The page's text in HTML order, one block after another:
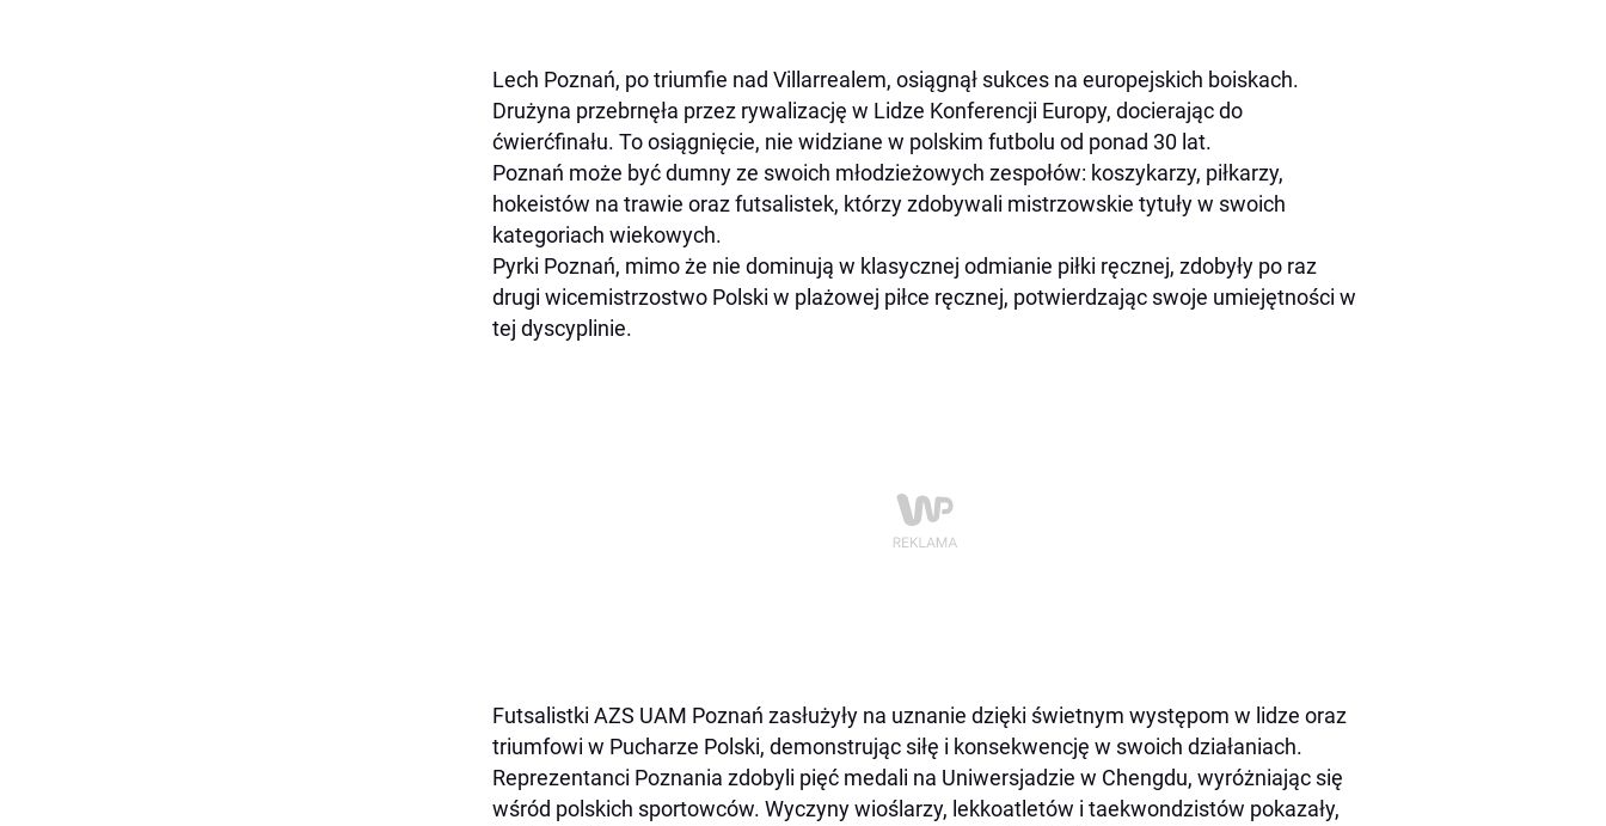
Lech Poznań, po triumfie nad Villarrealem, osiągnął sukces na europejskich boiskach.
Drużyna przebrnęła przez rywalizację w Lidze Konferencji Europy, docierając do
ćwierćfinału. To osiągnięcie, nie widziane w polskim futbolu od ponad 30 lat.
Poznań może być dumny ze swoich młodzieżowych zespołów: koszykarzy, piłkarzy,
hokeistów na trawie oraz futsalistek, którzy zdobywali mistrzowskie tytuły w swoich
kategoriach wiekowych.
Pyrki Poznań, mimo że nie dominują w klasycznej odmianie piłki ręcznej, zdobyły po raz
drugi wicemistrzostwo Polski w plażowej piłce ręcznej, potwierdzając swoje umiejętności w
tej dyscyplinie.
Futsalistki AZS UAM Poznań zasłużyły na uznanie dzięki świetnym występom w lidze oraz
triumfowi w Pucharze Polski, demonstrując siłę i konsekwencję w swoich działaniach.
Reprezentanci Poznania zdobyli pięć medali na Uniwersjadzie w Chengdu, wyróżniając się
wśród polskich sportowców. Wyczyny wioślarzy, lekkoatletów i taekwondzistów pokazały,